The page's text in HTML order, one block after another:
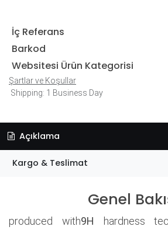
İç Referans
Barkod
Websitesi Ürün Kategorisi
Şartlar ve Koşullar
Shipping: 1 Business Day
Açıklama
Kargo & Teslimat
Genel
produced with9H hardness